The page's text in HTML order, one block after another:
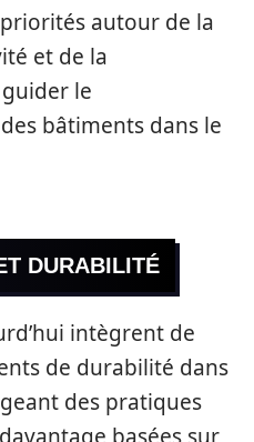
autour de la
et de la
le
bâtiments dans le
DURABILITÉ
intègrent de
de durabilité dans
des pratiques